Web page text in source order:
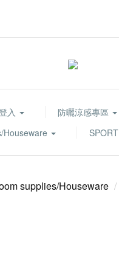
入 防曬涼感專區
Houseware SPORT
supplies/Houseware